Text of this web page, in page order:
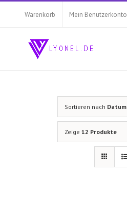
Zum
Warenkorb Mein Benutzerkonto
Sortieren nach Datum
Zeige 12 Produkte